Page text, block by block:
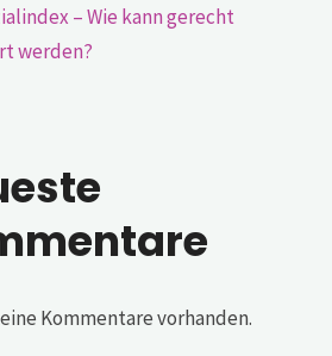
– Wie kann gerecht
werden?
Kommentare vorhanden.